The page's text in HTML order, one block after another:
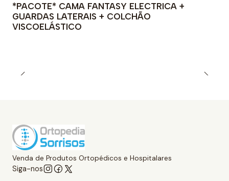
*PACOTE* CAMA FANTASY ELECTRICA +
GUARDAS LATERAIS + COLCHÃO
VISCOELÁSTICO
Venda de Produtos Ortopédicos e Hospitalares
Siga-nos